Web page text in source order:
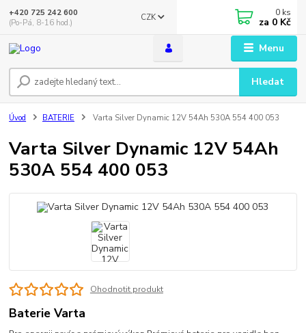
Menu
CZK
Hledat
+420 725 242 600
(Po-Pá, 8-16 hod.)
0 ks
za 0 Kč
Úvod BATERIE Varta Silver Dynamic 12V 54Ah 530A 554 400 053
Varta Silver Dynamic 12V 54Ah
530A 554 400 053
Ohodnotit produkt
Baterie Varta